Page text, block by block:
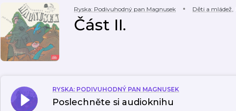
Ryska: Podivuhodný pan Magnusek Děti a mládež,
Část II.
RYSKA: PODIVUHODNÝ PAN MAGNUSEK
Poslechněte si audioknihu